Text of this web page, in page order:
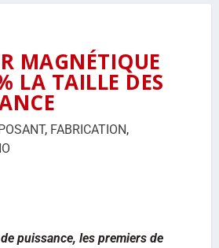
MAGNÉTIQUE
LA TAILLE DES
, FABRICATION,
puissance, les premiers de